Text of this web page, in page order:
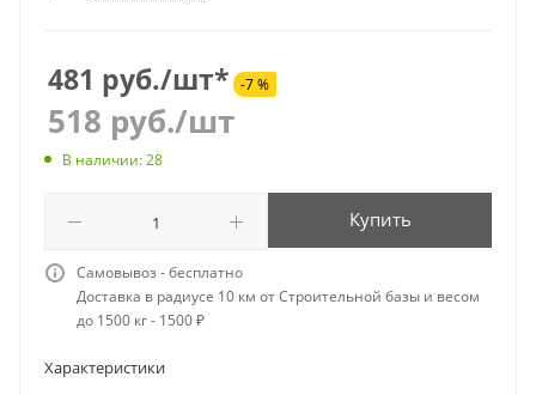
481 руб./шт* -7 %
518 руб./шт
В наличии: 28
Купить
Самовывоз - бесплатно
Доставка в радиусе 10 км от Строительной базы и весом
до 1500 кг - 1500 ₽
Характеристики